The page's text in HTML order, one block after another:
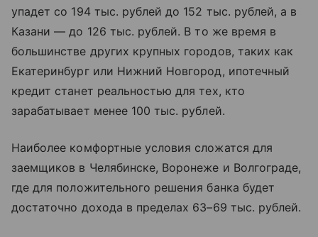
упадет со 194 тыс. рублей до 152 тыс. рублей, а в
Казани — до 126 тыс. рублей. В то же время в
большинстве других крупных городов, таких как
Екатеринбург или Нижний Новгород, ипотечный
кредит станет реальностью для тех, кто
зарабатывает менее 100 тыс. рублей.
Наиболее комфортные условия сложатся для
заемщиков в Челябинске, Воронеже и Волгограде,
где для положительного решения банка будет
достаточно дохода в пределах 63–69 тыс. рублей.